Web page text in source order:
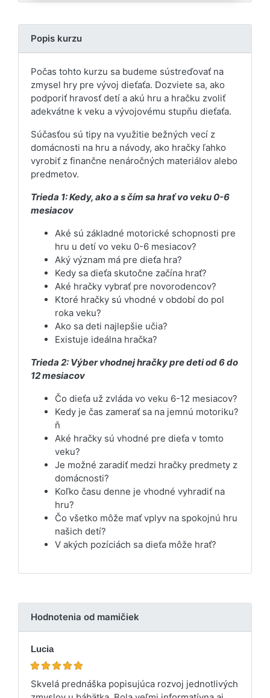
Popis kurzu
Počas tohto kurzu sa budeme sústreďovať na
zmysel hry pre vývoj dieťaťa. Dozviete sa, ako
podporiť hravosť detí a akú hru a hračku zvoliť
adekvátne k veku a vývojovému stupňu dieťaťa.
Súčasťou sú tipy na využitie bežných vecí z
domácnosti na hru a návody, ako hračky ľahko
vyrobiť z finančne nenáročných materiálov alebo
predmetov.
Trieda 1: Kedy, ako a s čím sa hrať vo veku 0-6
mesiacov
Aké sú základné motorické schopnosti pre
hru u detí vo veku 0-6 mesiacov?
Aký význam má pre dieťa hra?
Kedy sa dieťa skutočne začína hrať?
Aké hračky vybrať pre novorodencov?
Ktoré hračky sú vhodné v období do pol
roka veku?
Ako sa deti najlepšie učia?
Existuje ideálna hračka?
Trieda 2: Výber vhodnej hračky pre deti od 6 do
12 mesiacov
Čo dieťa už zvláda vo veku 6-12 mesiacov?
Kedy je čas zamerať sa na jemnú motoriku?
ň
Aké hračky sú vhodné pre dieťa v tomto
veku?
Je možné zaradiť medzi hračky predmety z
domácnosti?
Koľko času denne je vhodné vyhradiť na
hru?
Čo všetko môže mať vplyv na spokojnú hru
našich detí?
V akých pozíciách sa dieťa môže hrať?
Hodnotenia od mamičiek
Lucia
Skvelá prednáška popisujúca rozvoj jednotlivých